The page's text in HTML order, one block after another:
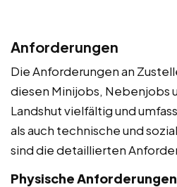
Anforderungen
Die Anforderungen an
diesen Minijobs, Nebenjobs
Landshut vielfältig und
als auch technische und
sind die detaillierten
Physische